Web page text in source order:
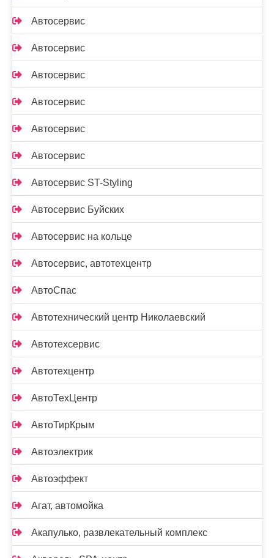
Автосервис
Автосервис
Автосервис
Автосервис
Автосервис
Автосервис
Автосервис ST-Styling
Автосервис Буйских
Автосервис на кольце
Автосервис, автотехцентр
АвтоСпас
Автотехнический центр Николаевский
Автотехсервис
Автотехцентр
АвтоТехЦентр
АвтоТирКрым
Автоэлектрик
Автоэффект
Агат, автомойка
Акапулько, развлекательный комплекс